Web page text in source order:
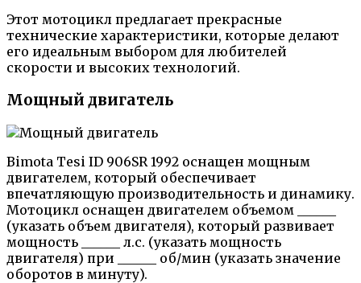
Этот мотоцикл предлагает прекрасные
технические характеристики, которые делают
его идеальным выбором для любителей
скорости и высоких технологий.
Мощный двигатель
Bimota Tesi ID 906SR 1992 оснащен мощным
двигателем, который обеспечивает
впечатляющую производительность и динамику.
Мотоцикл оснащен двигателем объемом ______
(указать объем двигателя), который развивает
мощность ______ л.с. (указать мощность
двигателя) при ______ об/мин (указать значение
оборотов в минуту).